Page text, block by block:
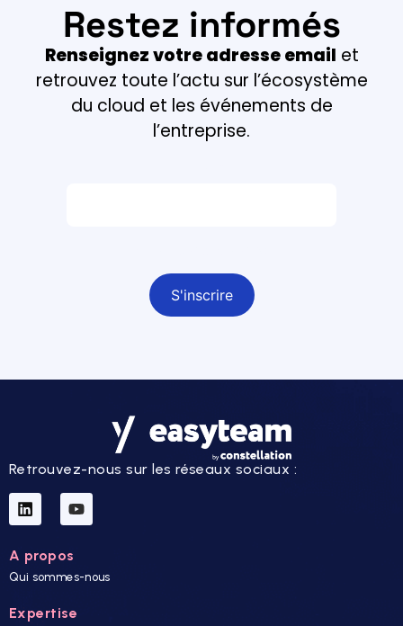
Restez informés
Renseignez votre adresse email et
retrouvez toute l’actu sur l’écosystème
du cloud et les événements de
l’entreprise.
Retrouvez-nous sur les réseaux sociaux :
A propos
Qui sommes-nous
Expertise